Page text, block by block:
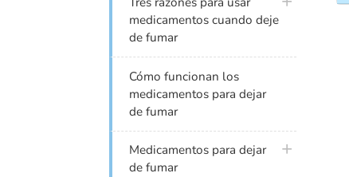
medicamentos cuando deje
de fumar
Cómo funcionan los
medicamentos para dejar
de fumar
Medicamentos para dejar
de fumar
plus icon